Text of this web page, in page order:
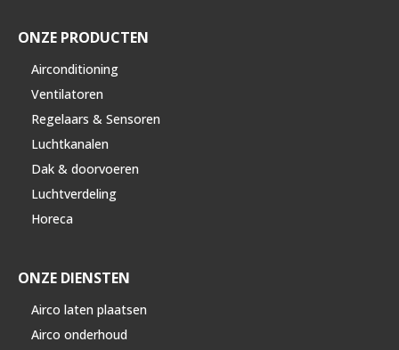
ONZE PRODUCTEN
Airconditioning
Ventilatoren
Regelaars & Sensoren
Luchtkanalen
Dak & doorvoeren
Luchtverdeling
Horeca
ONZE DIENSTEN
Airco laten plaatsen
Airco onderhoud